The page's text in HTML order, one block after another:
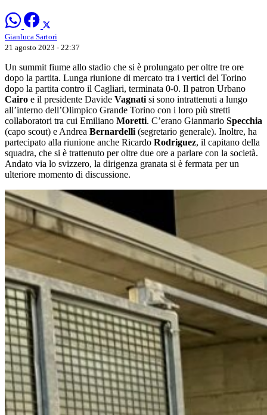
Gianluca Sartori
21 agosto 2023 - 22:37
Un summit fiume allo stadio che si è prolungato per oltre tre ore
dopo la partita. Lunga riunione di mercato tra i vertici del Torino
dopo la partita contro il Cagliari, terminata 0-0. Il patron Urbano
Cairo e il presidente Davide Vagnati si sono intrattenuti a lungo
all’interno dell’Olimpico Grande Torino con i loro più stretti
collaboratori tra cui Emiliano Moretti. C’erano Gianmario Specchia
(capo scout) e Andrea Bernardelli (segretario generale). Inoltre, ha
partecipato alla riunione anche Ricardo Rodriguez, il capitano della
squadra, che si è trattenuto per oltre due ore a parlare con la società.
Andato via lo svizzero, la dirigenza granata si è fermata per un
ulteriore momento di discussione.